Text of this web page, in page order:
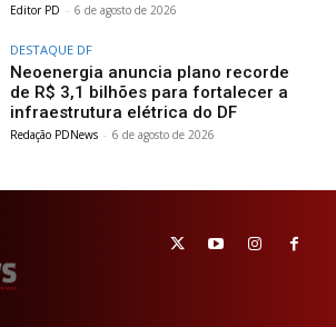
Editor PD - 6 de agosto de 2026
DESTAQUE DF
Neoenergia anuncia plano recorde
de R$ 3,1 bilhões para fortalecer a
infraestrutura elétrica do DF
Redação PDNews - 6 de agosto de 2026